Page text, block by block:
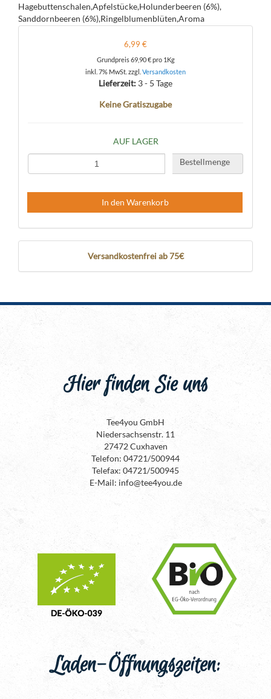
Hagebuttenschalen,Apfelstücke,Holunderbeeren (6%),
Sanddornbeeren (6%),Ringelblumenblüten,Aroma
6,99 €
Grundpreis69,90 €pro 1Kg
inkl. 7% MwSt. zzgl. Versandkosten
Lieferzeit: 3 - 5 Tage
Keine Gratiszugabe
AUF LAGER
Bestellmenge
In den Warenkorb
Versandkostenfrei ab 75€
Hier finden Sie uns
Tee4you GmbH
Niedersachsenstr. 11
27472 Cuxhaven
Telefon: 04721/500944
Telefax: 04721/500945
E-Mail: info@tee4you.de
Laden-Öffnungszeiten: